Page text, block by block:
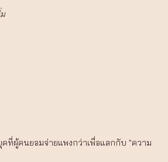
ที่ผู้คนยอมจ่ายแพงกว่าเพื่อแลกกับ "ความ